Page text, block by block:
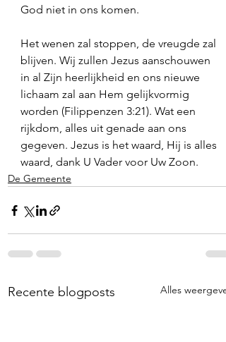
God niet in ons komen.
Het wenen zal stoppen, de vreugde zal
blijven. Wij zullen Jezus aanschouwen
in al Zijn heerlijkheid en ons nieuwe
lichaam zal aan Hem gelijkvormig
worden (Filippenzen 3:21). Wat een
rijkdom, alles uit genade aan ons
gegeven. Jezus is het waard, Hij is alles
waard, dank U Vader voor Uw Zoon.
De Gemeente
Recente blogposts Alles